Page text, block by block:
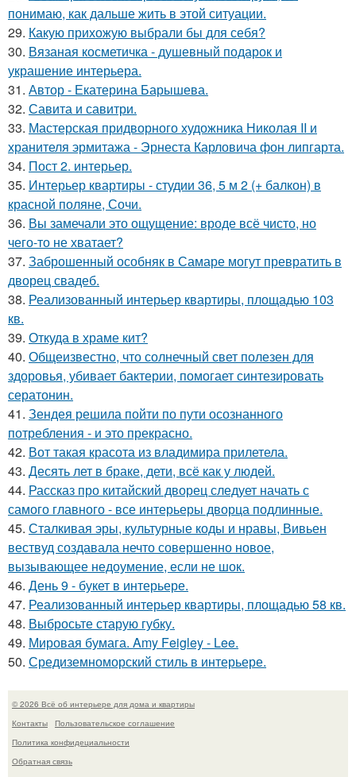
понимаю, как дальше жить в этой ситуации.
29. Какую прихожую выбрали бы для себя?
30. Вязаная косметичка - душевный подарок и
украшение интерьера.
31. Автор - Екатерина Барышева.
32. Савита и савитри.
33. Мастерская придворного художника Николая II и
хранителя эрмитажа - Эрнеста Карловича фон липгарта.
34. Пост 2. интерьер.
35. Интерьер квартиры - студии 36, 5 м 2 (+ балкон) в
красной поляне, Сочи.
36. Вы замечали это ощущение: вроде всё чисто, но
чего-то не хватает?
37. Заброшенный особняк в Самаре могут превратить в
дворец свадеб.
38. Реализованный интерьер квартиры, площадью 103
кв.
39. Откуда в храме кит?
40. Общеизвестно, что солнечный свет полезен для
здоровья, убивает бактерии, помогает синтезировать
сератонин.
41. Зендея решила пойти по пути осознанного
потребления - и это прекрасно.
42. Вот такая красота из владимира прилетела.
43. Десять лет в браке, дети, всё как у людей.
44. Рассказ про китайский дворец следует начать с
самого главного - все интерьеры дворца подлинные.
45. Сталкивая эры, культурные коды и нравы, Вивьен
вествуд создавала нечто совершенно новое,
вызывающее недоумение, если не шок.
46. День 9 - букет в интерьере.
47. Реализованный интерьер квартиры, площадью 58 кв.
48. Выбросьте старую губку.
49. Мировая бумага. Amy Feigley - Lee.
50. Средиземноморский стиль в интерьере.
© 2026 Всё об интерьере для дома и квартиры
Контакты
Пользовательское соглашение
Политика конфидециальности
Обратная связь